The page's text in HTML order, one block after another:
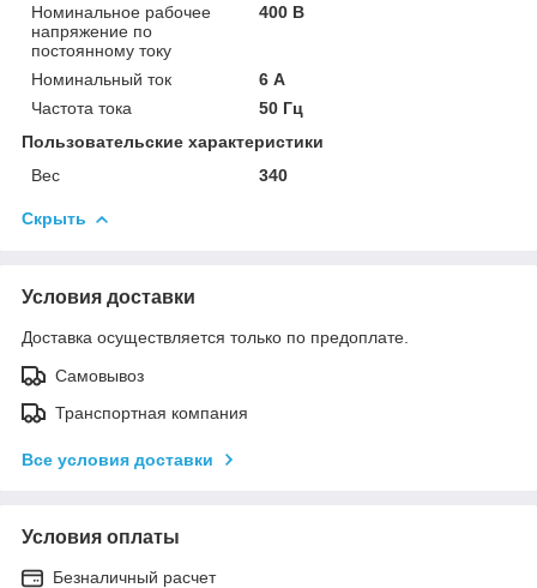
Номинальное рабочее
напряжение по
постоянному току
400 В
Номинальный ток
6 А
Частота тока
50 Гц
Пользовательские характеристики
Вес
340
Скрыть
Условия доставки
Доставка осуществляется только по предоплате.
Самовывоз
Транспортная компания
Все условия доставки
Условия оплаты
Безналичный расчет